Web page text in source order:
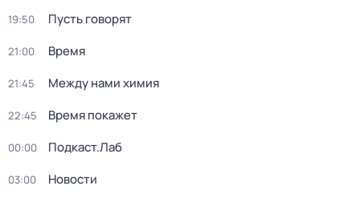
19:50 Пусть говорят
21:00 Время
21:45 Между нами химия
22:45 Время покажет
00:00 Подкаст.Лаб
03:00 Новости